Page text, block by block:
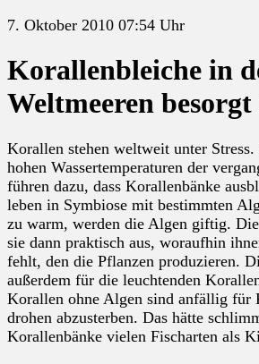
7. Oktober 2010 07:54 Uhr
Korallenbleiche in
Weltmeeren
Korallen stehen weltweit unter
hohen Wassertemperaturen der
führen dazu, dass Korallenbänke
leben in Symbiose mit bestimmten
zu warm, werden die Algen giftig.
sie dann praktisch aus, woraufhin
fehlt, den die Pflanzen produzieren.
außerdem für die leuchtenden
Korallen ohne Algen sind anfällig für
drohen abzusterben. Das hätte
Korallenbänke vielen Fischarten als